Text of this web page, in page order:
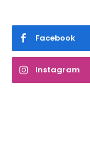
Facebook
Instagram